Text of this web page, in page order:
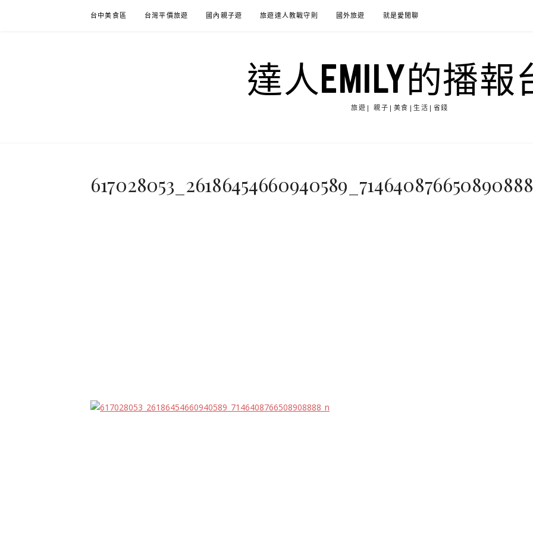
台中美食區 台灣平價旅遊 國內親子遊 旅遊達人教戰守則 國外旅遊 就是愛閒聊
達人EMILY的播報
旅遊| 親子|美食|生活|省錢